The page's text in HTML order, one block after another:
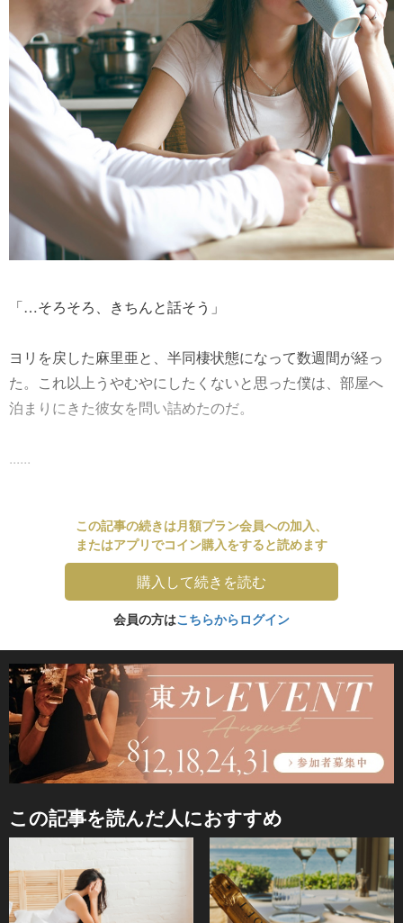
「…そろそろ、きちんと話そう」
ヨリを戻した麻里亜と、半同棲状態になって数週間が経っ
た。これ以上うやむやにしたくないと思った僕は、部屋へ
泊まりにきた彼女を問い詰めたのだ。
......
この記事の続きは月額プラン会員への加入、
またはアプリでコイン購入をすると読めます
購入して続きを読む
会員の方はこちらからログイン
この記事を読んだ人におすすめ